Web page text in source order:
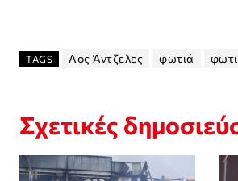
TAGS Λος Άντζελες φωτιά
Σχετικές